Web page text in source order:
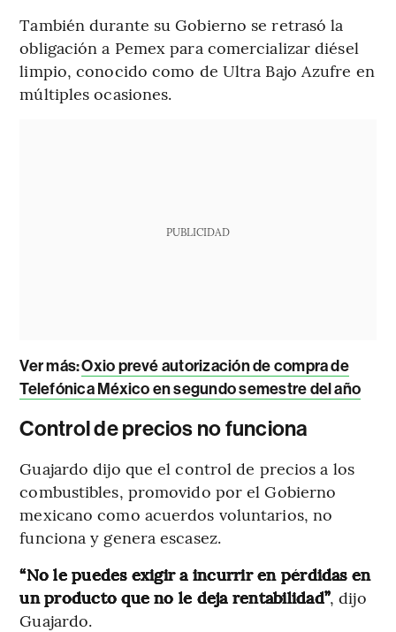
También durante su Gobierno se retrasó la
obligación a Pemex para comercializar diésel
limpio, conocido como de Ultra Bajo Azufre en
múltiples ocasiones.
PUBLICIDAD
Ver más:Oxio prevé autorización de compra de
Telefónica México en segundo semestre del año
Control de precios no funciona
Guajardo dijo que el control de precios a los
combustibles, promovido por el Gobierno
mexicano como acuerdos voluntarios, no
funciona y genera escasez.
“No le puedes exigir a incurrir en pérdidas en
un producto que no le deja rentabilidad”, dijo
Guajardo.